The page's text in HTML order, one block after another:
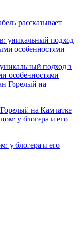
рассказывает
подход в
особенностями
на Камчатке
у блогера и его